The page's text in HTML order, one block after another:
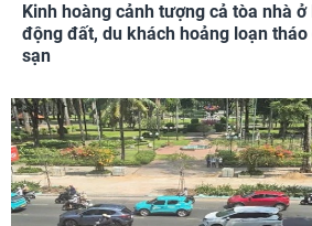
Kinh hoàng cảnh tượng cả tòa nhà
động đất, du khách hoảng loạn
sạn